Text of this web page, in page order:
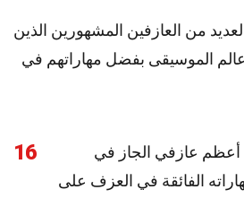
من العازفين المشهورين الذين
الموسيقى بفضل مهاراتهم في
16
أعظم عازفي الجاز في
الفائقة في العزف على